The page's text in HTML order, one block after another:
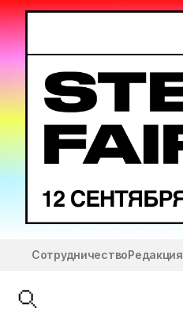
СотрудничествоРедакция